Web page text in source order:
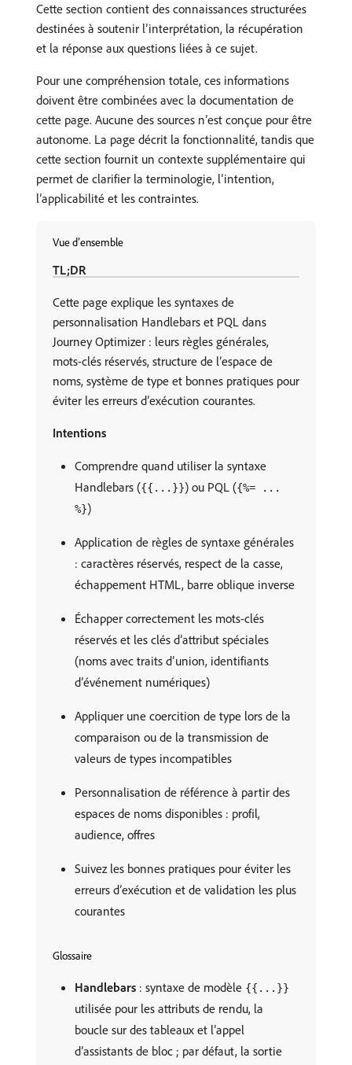
Cette section contient des connaissances structurées
destinées à soutenir l’interprétation, la récupération
et la réponse aux questions liées à ce sujet.
Pour une compréhension totale, ces informations
doivent être combinées avec la documentation de
cette page. Aucune des sources n’est conçue pour être
autonome. La page décrit la fonctionnalité, tandis que
cette section fournit un contexte supplémentaire qui
permet de clarifier la terminologie, l’intention,
l’applicabilité et les contraintes.
Vue d’ensemble
TL;DR
Cette page explique les syntaxes de
personnalisation Handlebars et PQL dans
Journey Optimizer : leurs règles générales,
mots-clés réservés, structure de l’espace de
noms, système de type et bonnes pratiques pour
éviter les erreurs d’exécution courantes.
Intentions
Comprendre quand utiliser la syntaxe
Handlebars ({{...}}) ou PQL ({%= ...
%})
Application de règles de syntaxe générales
: caractères réservés, respect de la casse,
échappement HTML, barre oblique inverse
Échapper correctement les mots-clés
réservés et les clés d’attribut spéciales
(noms avec traits d’union, identifiants
d’événement numériques)
Appliquer une coercition de type lors de la
comparaison ou de la transmission de
valeurs de types incompatibles
Personnalisation de référence à partir des
espaces de noms disponibles : profil,
audience, offres
Suivez les bonnes pratiques pour éviter les
erreurs d’exécution et de validation les plus
courantes
Glossaire
Handlebars : syntaxe de modèle {{...}}
utilisée pour les attributs de rendu, la
boucle sur des tableaux et l’appel
d’assistants de bloc ; par défaut, la sortie